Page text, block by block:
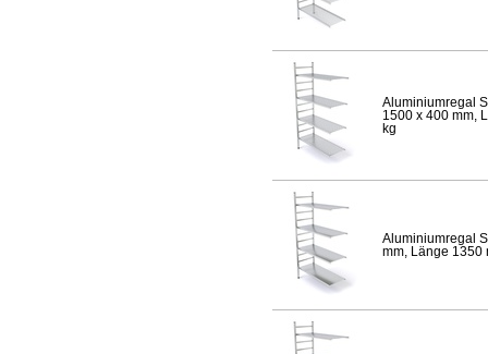
Aluminiumregal
1500 x 400 mm,
kg
Aluminiumregal
mm, Länge 1350